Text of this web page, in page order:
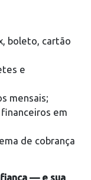
soluções
financeiros
citados acima
como a
certa para
de cobrar seus